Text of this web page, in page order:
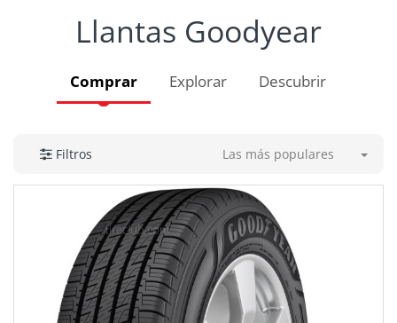
Llantas Goodyear
Comprar Explorar Descubrir
Filtros Las más populares